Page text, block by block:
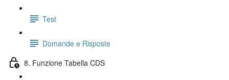
Test
Domande e Risposte
8. Funzione Tabella CDS